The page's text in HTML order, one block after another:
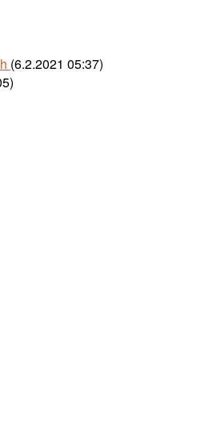
(6.2.2021 05:37)